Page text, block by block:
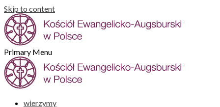
Skip to content
Primary Menu
wierzymy